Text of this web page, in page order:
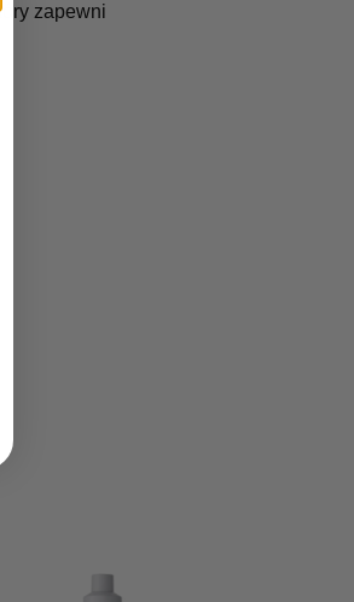
zapewni